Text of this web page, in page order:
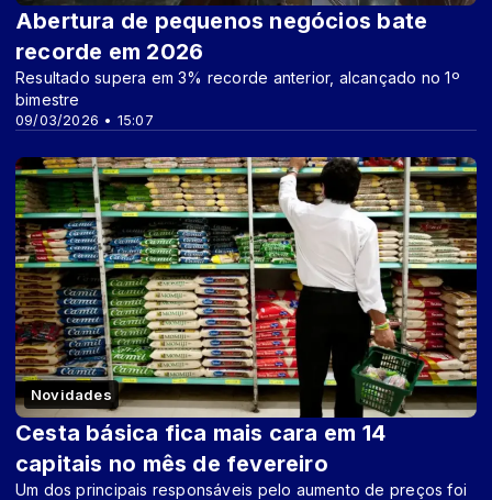
09/03/2026 • 15:07
Abertura de pequenos negócios bate
recorde em 2026
Resultado supera em 3% recorde anterior, alcançado no 1º
bimestre
Novidades
Cesta básica fica mais cara em 14
capitais no mês de fevereiro
Um dos principais responsáveis pelo aumento de preços foi